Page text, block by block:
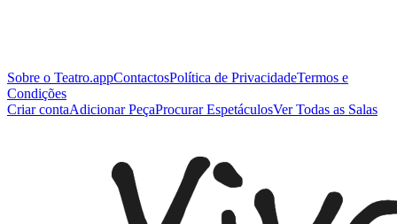
Sobre o Teatro.appContactosPolítica de PrivacidadeTermos e
Condições
Criar contaAdicionar PeçaProcurar EspetáculosVer Todas as Salas